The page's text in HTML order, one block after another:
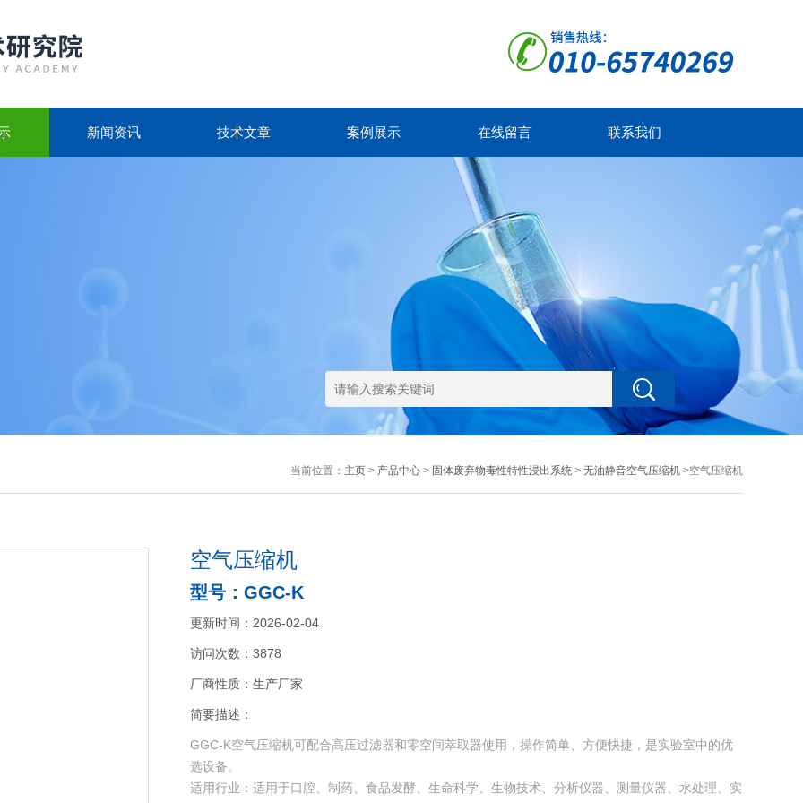
新闻资讯 技术文章 案例展示 在线留言 联系我们
当前位置： 主页> 产品中心> 固体废弃物毒性特性浸出系统> 无油静音空气压缩机>空气压缩机
空气压缩机
型号：GGC-K
更新时间：2026-02-04
访问次数：3878
厂商性质：生产厂家
简要描述：
GGC-K空气压缩机可配合高压过滤器和零空间萃取器使用，操作简单、方便快捷，是实验室中的优
选设备。
适用行业：适用于口腔、制药、食品发酵、生命科学、生物技术、分析仪器、测量仪器、水处理、实